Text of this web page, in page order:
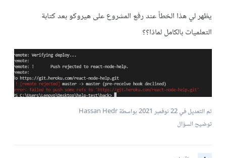
يظهر لي هذا الخطأ عند رفع المشروع على هيروكو بعد كتابة
التعلميات بالكامل لماذا؟؟
تم التعديل في22 نوفمبر 2021
بواسطة Hassan Hedr
توضيح السؤال